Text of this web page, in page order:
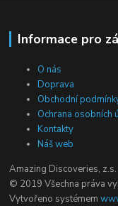
Informace pro
O nás
Doprava
Obchodní
Ochrana osobních
Kontakty
Náš web
Amazing Discoveries, z.s.
© 2019 Všechna práva
Vytvořeno systémem